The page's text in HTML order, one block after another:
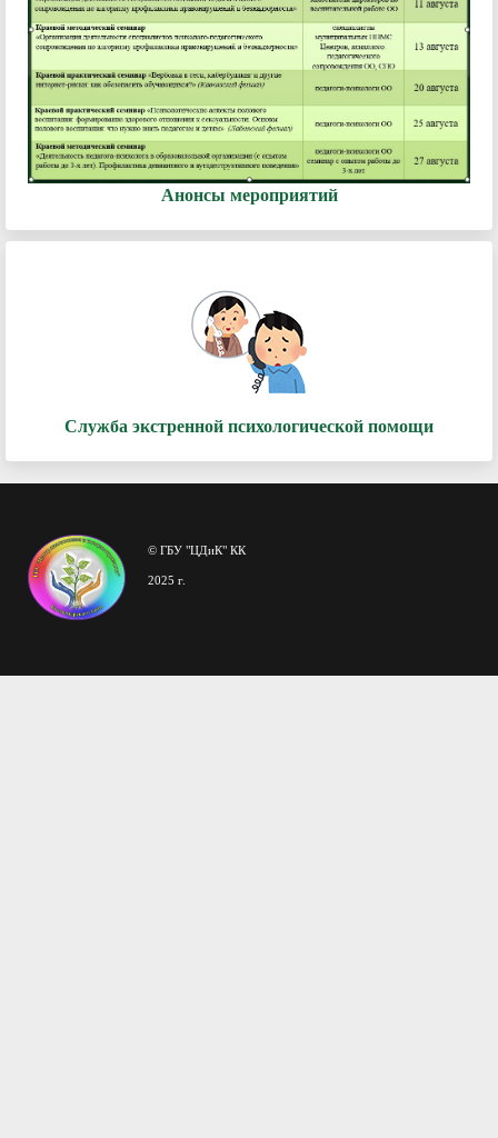
Анонсы мероприятий
Служба экстренной психологической помощи
© ГБУ "ЦДиК" КК
2025 г.